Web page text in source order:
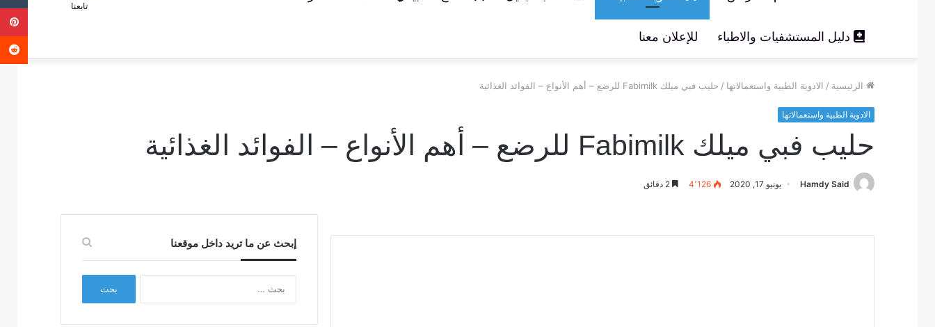
دليل المستشفيات والاطباء للإعلان معنا
تابعنا
الرئيسية / الادوية الطبية واستعمالاتها / حليب فبي ميلك Fabimilk للرضع – أهم الأنواع – الفوائد الغذائية
الادوية الطبية واستعمالاتها
حليب فبي ميلك Fabimilk للرضع – أهم الأنواع – الفوائد الغذائية
Hamdy Said يونيو 17, 2020 4٬126
إبحث عن ما تريد داخل موقعنا